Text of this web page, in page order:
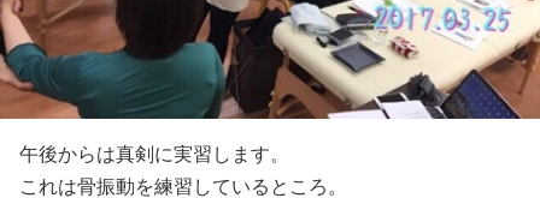
午後からは真剣に実習します。
これは骨振動を練習しているところ。